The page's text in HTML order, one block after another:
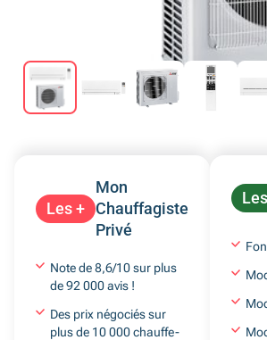
Les +
Mon
Chauffagiste
Privé
Note de 8,6/10 sur plus
de 92 000 avis !
Des prix négociés sur
plus de 10 000 chauffe-